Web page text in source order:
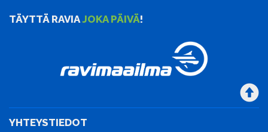
TÄYTTÄ RAVIAJOKA PÄIVÄ!
YHTEYSTIEDOT